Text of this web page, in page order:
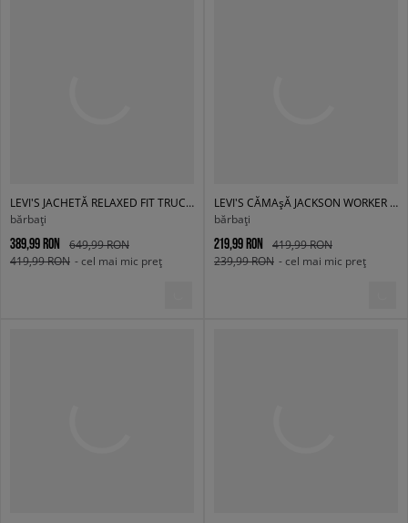
LEVI'S JACHETĂ RELAXED FIT TRUCKER LIGHT INDIGO - WORN IN
bărbați
389,99 RON
649,99 RON
419,99 RON - cel mai mic preț
LEVI'S CĂMAșĂ JACKSON WORKER DARK INDIGO - WORN IN
bărbați
219,99 RON
419,99 RON
239,99 RON - cel mai mic preț